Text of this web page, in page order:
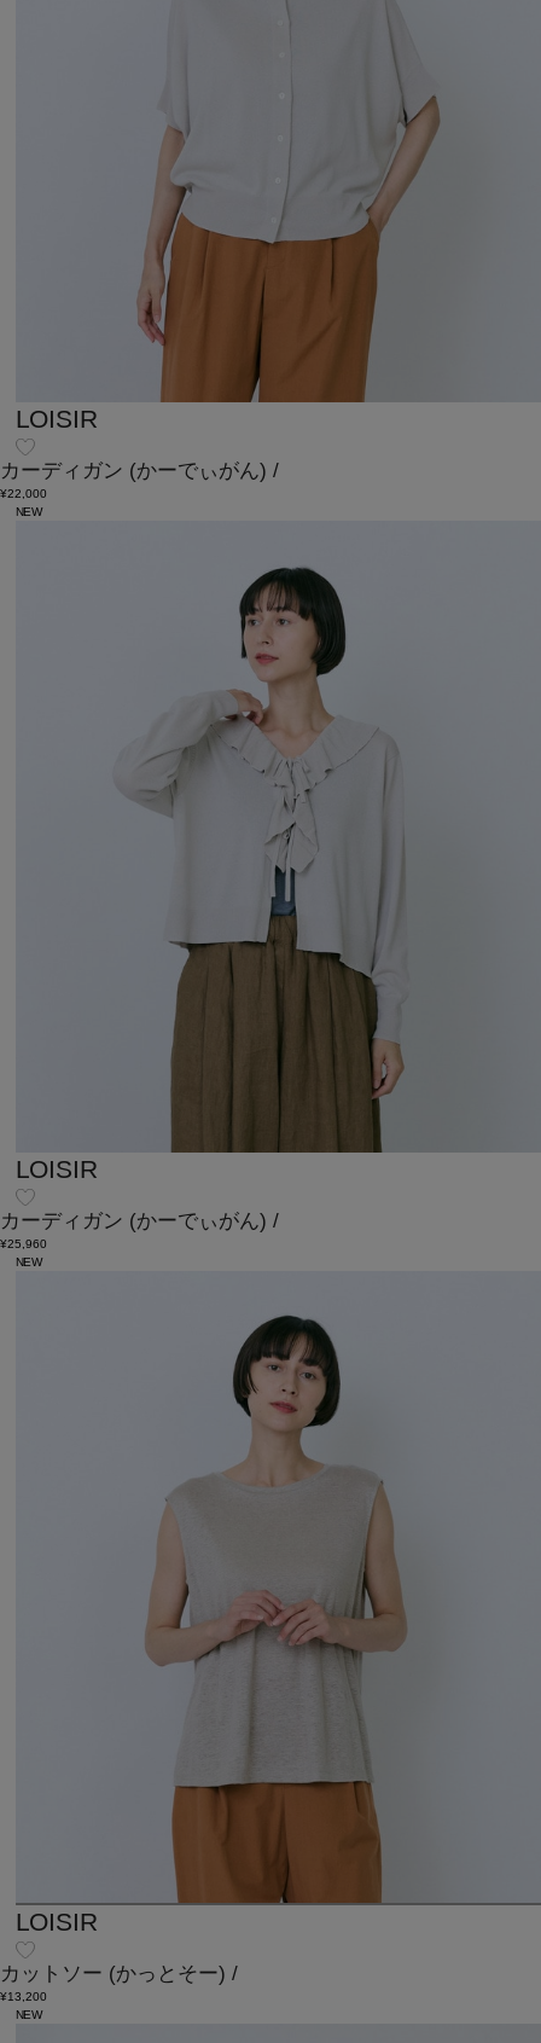
LOISIR
カーディガン (かーでぃがん) /
¥22,000
NEW
LOISIR
カーディガン (かーでぃがん) /
¥25,960
NEW
LOISIR
カットソー (かっとそー) /
¥13,200
NEW